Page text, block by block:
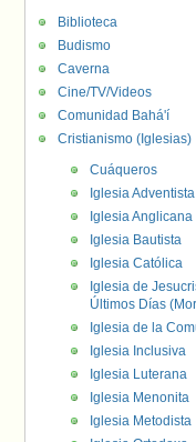
Biblioteca
Budismo
Caverna
Cine/TV/Videos
Comunidad Bahá'í
Cristianismo (Iglesias)
Cuáqueros
Iglesia
Iglesia Anglicana
Iglesia Bautista
Iglesia Católica
Iglesia de
Últimos Días
Iglesia de la
Iglesia Inclusiva
Iglesia Luterana
Iglesia Menonita
Iglesia Metodista